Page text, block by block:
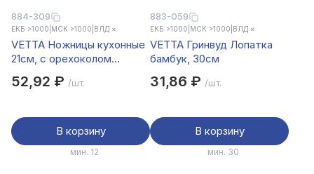
884-309
ЕКБ >1000 МСК >1000 ВЛД ×
VETTA Ножницы кухонные
21см, с орехоколом
52,92 ₽ /шт.
В корзину
мин. 12
883-059
ЕКБ >1000 МСК >1000 ВЛД ×
VETTA Гринвуд Лопатка
бамбук, 30см
31,86 ₽ /шт.
В корзину
мин. 30